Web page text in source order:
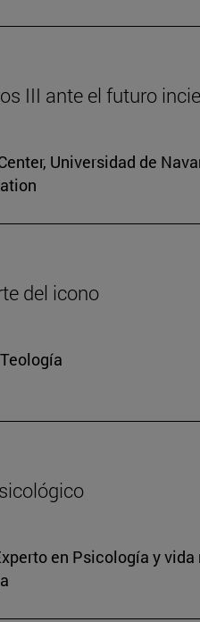
III ante el futuro
Universidad de
del icono
en Psicología y vida